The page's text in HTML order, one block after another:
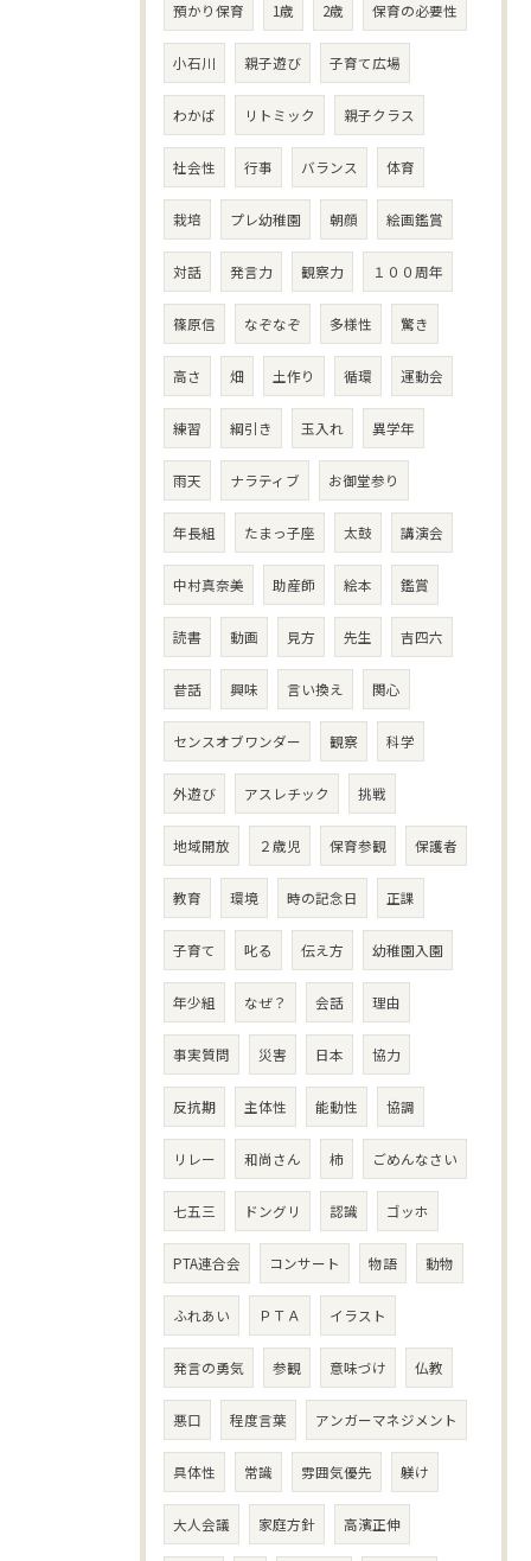
預かり保育 1歳 2歳 保育の必要性
小石川 親子遊び 子育て広場
わかば リトミック 親子クラス
社会性 行事 バランス 体育
栽培 プレ幼稚園 朝顔 絵画鑑賞
対話 発言力 観察力 １００周年
篠原信 なぞなぞ 多様性 驚き
高さ 畑 土作り 循環 運動会
練習 綱引き 玉入れ 異学年
雨天 ナラティブ お御堂参り
年長組 たまっ子座 太鼓 講演会
中村真奈美 助産師 絵本 鑑賞
読書 動画 見方 先生 吉四六
昔話 興味 言い換え 関心
センスオブワンダー 観察 科学
外遊び アスレチック 挑戦
地域開放 ２歳児 保育参観 保護者
教育 環境 時の記念日 正課
子育て 叱る 伝え方 幼稚園入園
年少組 なぜ？ 会話 理由
事実質問 災害 日本 協力
反抗期 主体性 能動性 協調
リレー 和尚さん 柿 ごめんなさい
七五三 ドングリ 認識 ゴッホ
PTA連合会 コンサート 物語 動物
ふれあい ＰＴＡ イラスト
発言の勇気 参観 意味づけ 仏教
悪口 程度言葉 アンガーマネジメント
具体性 常識 雰囲気優先 躾け
大人会議 家庭方針 高濱正伸